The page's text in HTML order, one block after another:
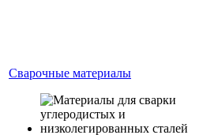
Сварочные материалы